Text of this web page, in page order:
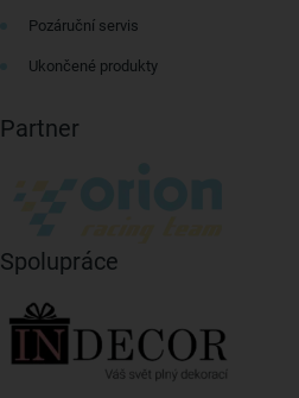
Pozáruční servis
Ukončené produkty
Partner
Spolupráce